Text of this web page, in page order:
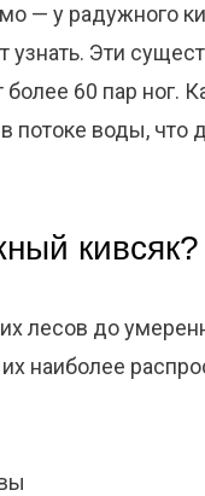
— у радужного
узнать. Эти
60 пар ног.
потоке воды,
кивсяк?
лесов до
наиболее